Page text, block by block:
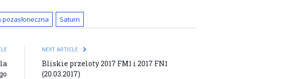
Saturn
NEXT ARTICLE
Bliskie przeloty 2017 FM1 i 2017 FN1
(20.03.2017)